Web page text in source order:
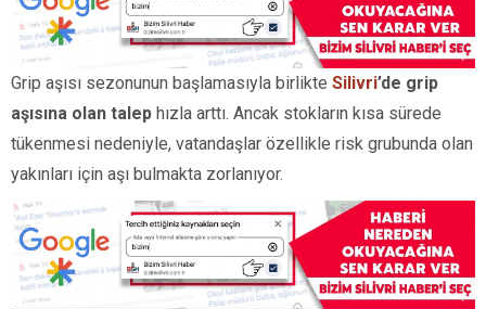
Grip aşısı sezonunun başlamasıyla birlikte Silivri’de grip
aşısına olan talep hızla arttı. Ancak stokların kısa sürede
tükenmesi nedeniyle, vatandaşlar özellikle risk grubunda olan
yakınları için aşı bulmakta zorlanıyor.